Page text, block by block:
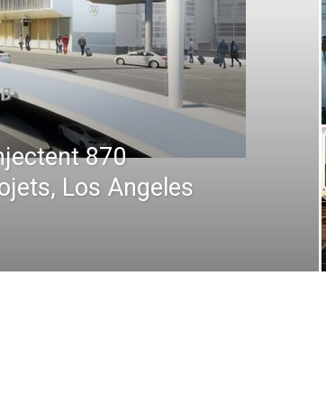
prévision à
la technologie
et au sol